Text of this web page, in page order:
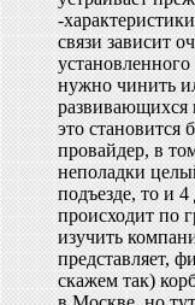
-
связи зависит
нужно чинить
развивающихся
это становится
провайдер, в
неполадки
подъезде, то и
происходит по
изучить
представляет,
скажем так)